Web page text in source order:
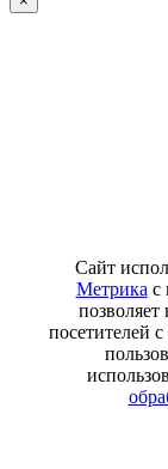
Сайт
Метрика с
позволяет
посетителей